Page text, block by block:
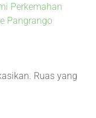
Perkemahan
Pangrango
Ruas yang